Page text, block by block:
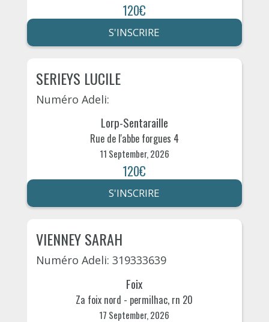
120€
S'INSCRIRE
SERIEYS LUCILE
Numéro Adeli:
Lorp-Sentaraille
Rue de l'abbe forgues 4
11 September, 2026
120€
S'INSCRIRE
VIENNEY SARAH
Numéro Adeli: 319333639
Foix
Za foix nord - permilhac, rn 20
17 September, 2026